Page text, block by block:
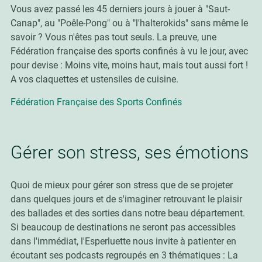
Vous avez passé les 45 derniers jours à jouer à "Saut-
Canap", au "Poêle-Pong" ou à "l'halterokids" sans même le
savoir ? Vous n'êtes pas tout seuls. La preuve, une
Fédération française des sports confinés à vu le jour, avec
pour devise : Moins vite, moins haut, mais tout aussi fort !
A vos claquettes et ustensiles de cuisine.
Fédération Française des Sports Confinés
Gérer son stress, ses émotions
Quoi de mieux pour gérer son stress que de se projeter
dans quelques jours et de s'imaginer retrouvant le plaisir
des ballades et des sorties dans notre beau département.
Si beaucoup de destinations ne seront pas accessibles
dans l'immédiat, l'Esperluette nous invite à patienter en
écoutant ses podcasts regroupés en 3 thématiques : La